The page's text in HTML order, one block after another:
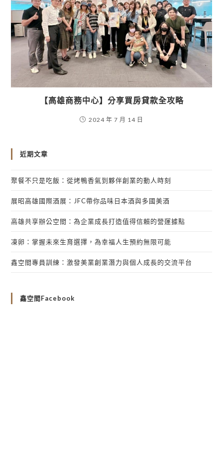
【高雄商務中心】分享買房貸款全攻略
2024 年 7 月 14 日
近期文章
聚餐不只是吃飯：從烤鴨香氣到夥伴創業的動人時刻
展昭高雄國際酒展：JFC帶你品味日本酒與多國美酒
高雄共享辦公空間：為企業成長打造值得信賴的營運據點
凍卵：掌握未來生育選擇，為幸福人生預約無限可能
鑫空間專員訓練：激發美業創業潛力與個人成長的交流平台
鑫空間Facebook